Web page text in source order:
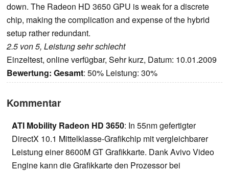
down. The Radeon HD 3650 GPU is weak for a discrete
chip, making the complication and expense of the hybrid
setup rather redundant.
2.5 von 5, Leistung sehr schlecht
Einzeltest, online verfügbar, Sehr kurz, Datum: 10.01.2009
Bewertung: Gesamt: 50% Leistung: 30%
Kommentar
ATI Mobility Radeon HD 3650: In 55nm gefertigter
DirectX 10.1 Mittelklasse-Grafikchip mit vergleichbarer
Leistung einer 8600M GT Grafikkarte. Dank Avivo Video
Engine kann die Grafikkarte den Prozessor bei